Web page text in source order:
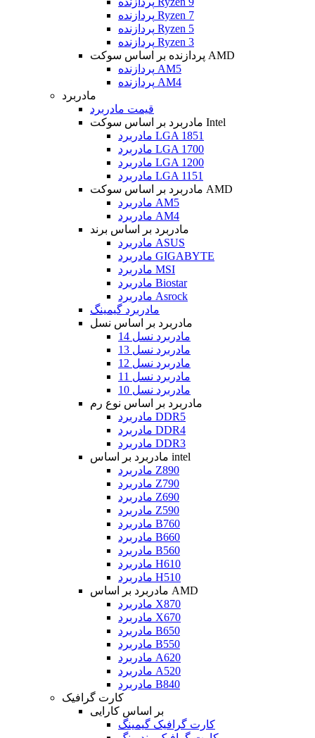
پردازنده Ryzen 7
پردازنده Ryzen 5
پردازنده Ryzen 3
پردازنده بر اساس سوکت AMD
پردازنده AM5
پردازنده AM4
مادربرد
قیمت مادربرد
مادربرد بر اساس سوکت Intel
مادربرد LGA 1851
مادربرد LGA 1700
مادربرد LGA 1200
مادربرد LGA 1151
مادربرد بر اساس سوکت AMD
مادربرد AM5
مادربرد AM4
مادربرد بر اساس برند
مادربرد ASUS
مادربرد GIGABYTE
مادربرد MSI
مادربرد Biostar
مادربرد Asrock
مادربرد گیمینگ
مادربرد بر اساس نسل
مادربرد نسل 14
مادربرد نسل 13
مادربرد نسل 12
مادربرد نسل 11
مادربرد نسل 10
مادربرد بر اساس نوع رم
مادربرد DDR5
مادربرد DDR4
مادربرد DDR3
مادربرد بر اساس intel
مادربرد Z890
مادربرد Z790
مادربرد Z690
مادربرد Z590
مادربرد B760
مادربرد B660
مادربرد B560
مادربرد H610
مادربرد H510
مادربرد بر اساس AMD
مادربرد X870
مادربرد X670
مادربرد B650
مادربرد B550
مادربرد A620
مادربرد A520
مادربرد B840
کارت گرافیک
بر اساس کارایی
کارت گرافیک گیمینگ